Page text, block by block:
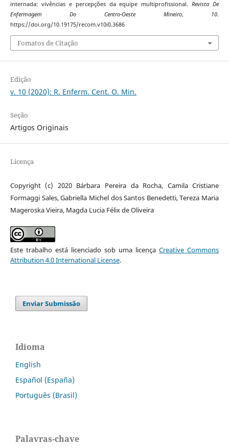
internada: vivências e percepções da equipe multiprofissional.Revista De
Enfermagem Do Centro-Oeste Mineiro, 10.
https://doi.org/10.19175/recom.v10i0.3686
Fomatos de Citação
Edição
v. 10 (2020): R. Enferm. Cent. O. Min.
Seção
Artigos Originais
Licença
Copyright (c) 2020 Bárbara Pereira da Rocha, Camila Cristiane
Formaggi Sales, Gabriella Michel dos Santos Benedetti, Tereza Maria
Mageroska Vieira, Magda Lucia Félix de Oliveira
Este trabalho está licenciado sob uma licençaCreative Commons
Attribution 4.0 International License.
Enviar Submissão
Idioma
English
Español (España)
Português (Brasil)
Palavras-chave